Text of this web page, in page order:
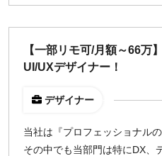
どちらでも可
出社希望
出社のみ
特徴
直接契約
副業OK
【一部リモ可/月額～66万
UI/UXデザイナー！
デザイナー
当社は『プロフェッショナル
その中でも当部門は特にDX、